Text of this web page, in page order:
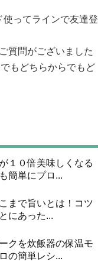
使ってラインで友達登
質問がございました
もどちらからでもど
１０倍美味しくなる
簡単にプロ...
まで旨いとは！コツ
にあった...
クを炊飯器の保温モ
の簡単レシ...